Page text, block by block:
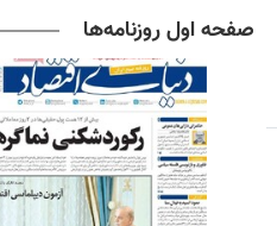
صفحه اول روزنامه‌ها